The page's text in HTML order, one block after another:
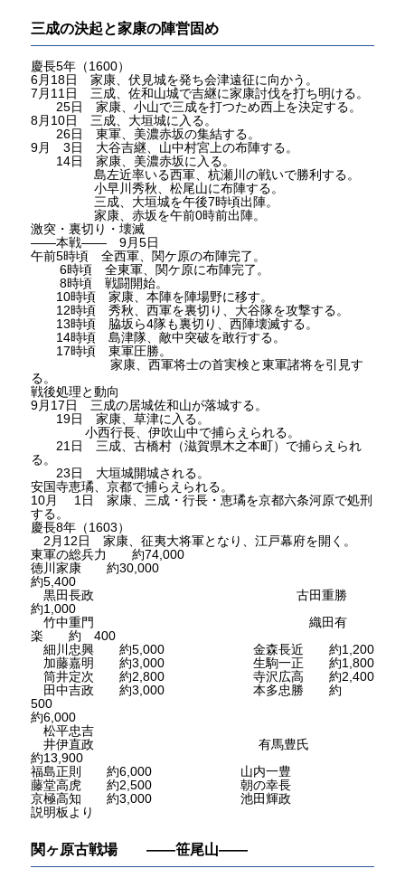
三成の決起と家康の陣営固め
慶長5年（1600）
6月18日 家康、伏見城を発ち会津遠征に向かう。
7月11日 三成、佐和山城で吉継に家康討伐を打ち明ける。
25日 家康、小山で三成を打つため西上を決定する。
8月10日 三成、大垣城に入る。
26日 東軍、美濃赤坂の集結する。
9月 3日 大谷吉継、山中村宮上の布陣する。
14日 家康、美濃赤坂に入る。
島左近率いる西軍、杭瀬川の戦いで勝利する。
小早川秀秋、松尾山に布陣する。
三成、大垣城を午後7時頃出陣。
家康、赤坂を午前0時前出陣。
激突・裏切り・壊滅
――本戦―― 9月5日
午前5時頃 全西軍、関ケ原の布陣完了。
6時頃 全東軍、関ケ原に布陣完了。
8時頃 戦闘開始。
10時頃 家康、本陣を陣場野に移す。
12時頃 秀秋、西軍を裏切り、大谷隊を攻撃する。
13時頃 脇坂ら4隊も裏切り、西陣壊滅する。
14時頃 島津隊、敵中突破を敢行する。
17時頃 東軍圧勝。
家康、西軍将士の首実検と東軍諸将を引見す
る。
戦後処理と動向
9月17日 三成の居城佐和山が落城する。
19日 家康、草津に入る。
小西行長、伊吹山中で捕らえられる。
21日 三成、古橋村（滋賀県木之本町）で捕らえられ
る。
23日 大垣城開城される。
安国寺恵璚、京都で捕らえられる。
10月 1日 家康、三成・行長・恵璚を京都六条河原で処刑
する。
慶長8年（1603）
2月12日 家康、征夷大将軍となり、江戸幕府を開く。
東軍の総兵力 約74,000
徳川家康 約30,000
約5,400
黒田長政 古田重勝
約1,000
竹中重門 織田有
楽 約 400
細川忠興 約5,000 金森長近 約1,200
加藤嘉明 約3,000 生駒一正 約1,800
筒井定次 約2,800 寺沢広高 約2,400
田中吉政 約3,000 本多忠勝 約
500
約6,000
松平忠吉
井伊直政 有馬豊氏
約13,900
福島正則 約6,000 山内一豊
藤堂高虎 約2,500 朝の幸長
京極高知 約3,000 池田輝政
説明板より
関ヶ原古戦場 ――笹尾山――